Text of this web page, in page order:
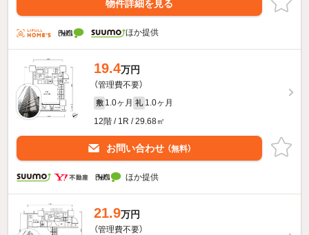
物件詳細を見る
ほか提供
19.4万円
（管理費不要）
敷 1.0ヶ月 礼 1.0ヶ月
12階 / 1R / 29.68㎡
お問い合わせ （無料）
ほか提供
21.9万円
（管理費不要）